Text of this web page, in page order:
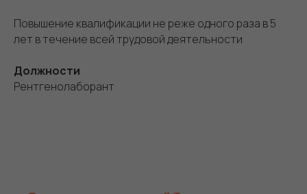
Повышение квалификации не реже одного раза в 5
лет в течение всей трудовой деятельности
Должности
Рентгенолаборант